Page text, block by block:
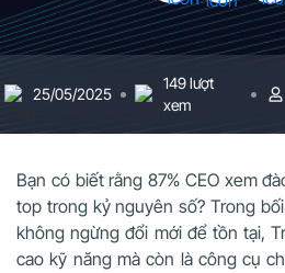
25/05/2025
149 lượt
xem
Bạn có biết rằng 87% CEO xem
top trong kỷ nguyên số? Trong
không ngừng đổi mới để tồn tại,
cao kỹ năng mà còn là công cụ